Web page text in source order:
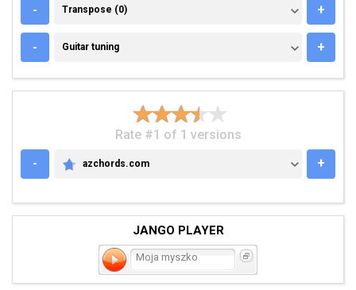
- TRANSPOSE (0)
Transpose (0) +
- GUITAR TUNING
Guitar tuning +
Rate #1 of 1 versions
-
AZCHORDS.COM
azchords.com +
JANGO PLAYER
Moja myszko